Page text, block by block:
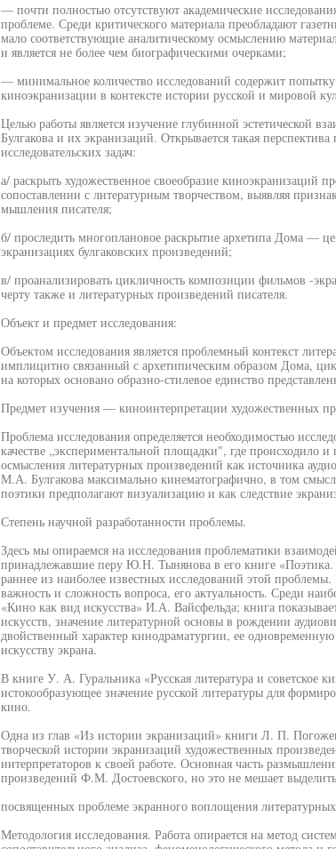
— почти полностью отсутствуют академические
проблеме. Среди критического материала преобладают
мало соответствующие аналитическому осмыслению
и является не более чем биографическими очерками;
— минимальное количество исследований содержит попытку
киноэкранизации в контексте истории русской и мировой
Целью работы является изучение глубинной эстетической
Булгакова и их экранизаций. Открывается такая
исследовательских задач:
а/ раскрыть художественное своеобразие киноэкранизаций
сопоставлении с литературным творчеством, выявляя
мышления писателя;
б/ проследить многоплановое раскрытие архетипа Дома —
экранизациях булгаковских произведений;
в/ проанализировать цикличность композиции фильмов -
черту также и литературных произведений писателя.
Объект и предмет исследования:
Объектом исследования является проблемный контекст
имплицитно связанный с архетипическим образом Дома,
на которых основано образно-стилевое единство
Предмет изучения — киноинтерпретации художественных
Проблема исследования определяется необходимостью
качестве „экспериментальной площадки", где происходило и
осмысления литературных произведений как источника
М.А. Булгакова максимально кинематографично, в том
поэтики предполагают визуализацию и как следствие
Степень научной разработанности проблемы.
Здесь мы опираемся на исследования проблематики
принадлежавшие перу Ю.Н. Тынянова в его книге
раннее из наиболее известных исследований этой
важность и сложность вопроса, его актуальность. Среди
«Кино как вид искусства» И.А. Вайсфельда; книга
искусств, значение литературной основы в рождении
двойственный характер кинодраматургии, ее
искусству экрана.
В книге У. А. Гуральника «Русская литература и советское
истокообразующее значение русской литературы для
кино.
Одна из глав «Из истории экранизаций» книги Л. П.
творческой истории экранизаций художественных
интерпретаторов к своей работе. Основная часть
произведений Ф.М. Достоевского, но это не мешает
посвященных проблеме экранного воплощения
Методология исследования. Работа опирается на метод